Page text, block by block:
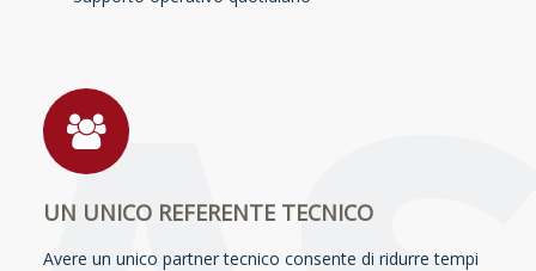
UN UNICO REFERENTE TECNICO
Avere un unico partner tecnico consente di ridurre tempi